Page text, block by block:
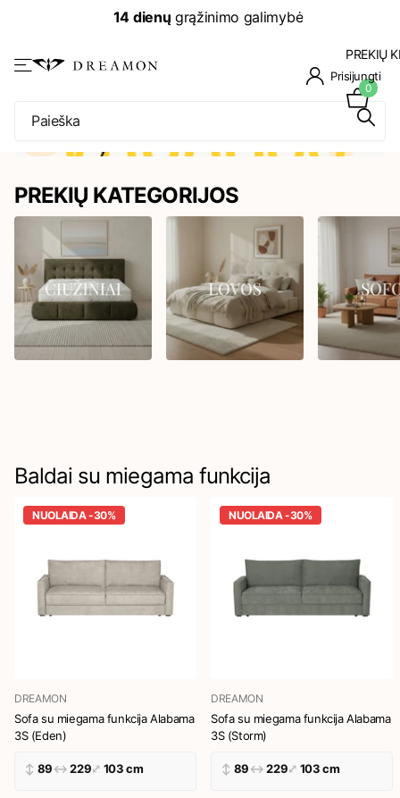
14 dienų grąžinimo galimybė
Prisijungti
PREKIŲ
0
PREKIŲ KATEGORIJOS
Baldai su miegama funkcija
NUOLAIDA -30%
DREAMON
Sofa su miegama funkcija Alabama
3S (Eden)
↕ 89↔ 229⤢ 103 cm
NUOLAIDA -30%
DREAMON
Sofa su miegama funkcija Alabama
3S (Storm)
↕ 89↔ 229⤢ 103 cm